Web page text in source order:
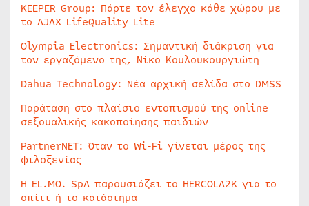
KEEPER Group: Πάρτε τον έλεγχο κάθε χώρου με
το AJAX LifeQuality Lite
Olympia Electronics: Σημαντική διάκριση για
τον εργαζόμενο της, Νίκο Κουλουκουργιώτη
Dahua Technology: Νέα αρχική σελίδα στο DMSS
Παράταση στο πλαίσιο εντοπισμού της online
σεξουαλικής κακοποίησης παιδιών
PartnerNET: Όταν το Wi-Fi γίνεται μέρος της
φιλοξενίας
Η EL.MO. SpA παρουσιάζει το HERCOLA2K για το
σπίτι ή το κατάστημα